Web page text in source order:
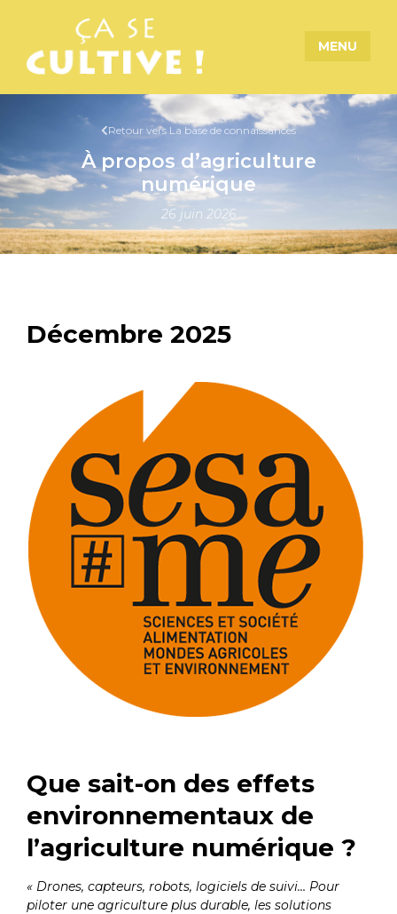
MENU
Retour vers La base de connaissances
À propos d’agriculture
numérique
26 juin 2026
Décembre 2025
Que sait-on des effets
environnementaux de
l’agriculture numérique ?
« Drones, capteurs, robots, logiciels de suivi… Pour
piloter une agriculture plus durable, les solutions